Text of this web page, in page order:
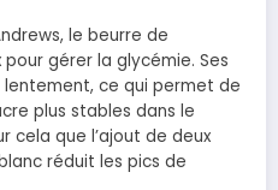
le beurre de
gérer la glycémie. Ses
ce qui permet de
plus stables dans le
cela que l’ajout de deux
réduit les pics de